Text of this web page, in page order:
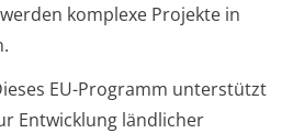
komplexe Projekte in
EU-Programm unterstützt
Entwicklung ländlicher